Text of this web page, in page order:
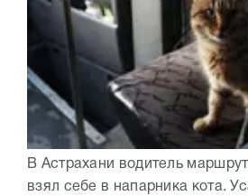
В Астрахани водитель
взял себе в напарника кота.